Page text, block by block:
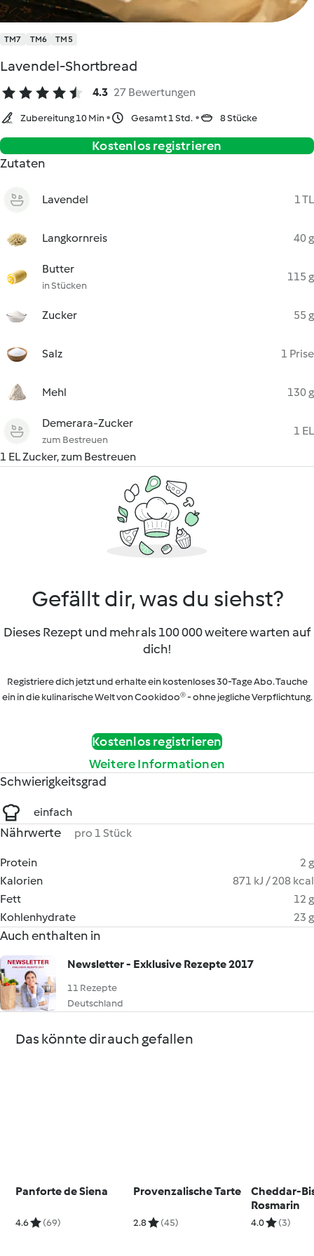
TM7 TM6 TM5
Lavendel-Shortbread
4.3 27 Bewertungen
Zubereitung 10 Min Gesamt 1 Std. 8 Stücke
Kostenlos registrieren
Zutaten
Lavendel 1 TL
Langkornreis 40 g
Butter
in Stücken
115 g
Zucker 55 g
Salz 1 Prise
Mehl 130 g
Demerara-Zucker
zum Bestreuen
1 EL
1 EL Zucker, zum Bestreuen
Gefällt dir, was du siehst?
Dieses Rezept und mehr als 100 000 weitere warten auf
dich!
Registriere dich jetzt und erhalte ein kostenloses 30-Tage Abo. Tauche
ein in die kulinarische Welt von Cookidoo® - ohne jegliche Verpflichtung.
Kostenlos registrieren
Weitere Informationen
Schwierigkeitsgrad
einfach
Nährwerte pro 1 Stück
Protein
2 g
Kalorien
871 kJ / 208 kcal
Fett
12 g
Kohlenhydrate
23 g
Auch enthalten in
Newsletter - Exklusive Rezepte 2017
11 Rezepte
Deutschland
Das könnte dir auch gefallen
Panforte de Siena
4.6 (69)
Provenzalische Tarte
2.8 (45)
Cheddar-
Rosmarin
4.0 (3)